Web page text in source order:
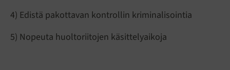
4) Edistä pakottavan kontrollin kriminalisointia
5) Nopeuta huoltoriitojen käsittelyaikoja